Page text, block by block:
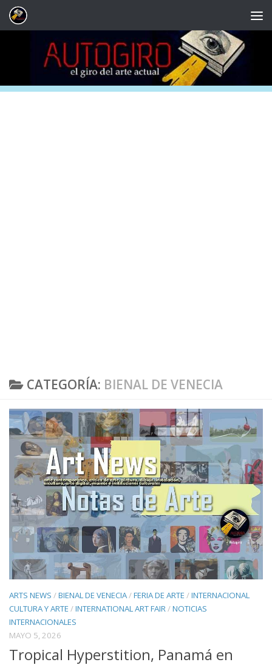
Saltar al contenido
CATEGORÍA: BIENAL DE VENECIA
ARTS NEWS /BIENAL DE VENECIA/FERIA DE ARTE /INTERNACIONAL
CULTURA Y ARTE /INTERNATIONAL ART FAIR/NOTICIAS
INTERNACIONALES
MAYO 5, 2026
Tropical Hyperstition, Panamá en